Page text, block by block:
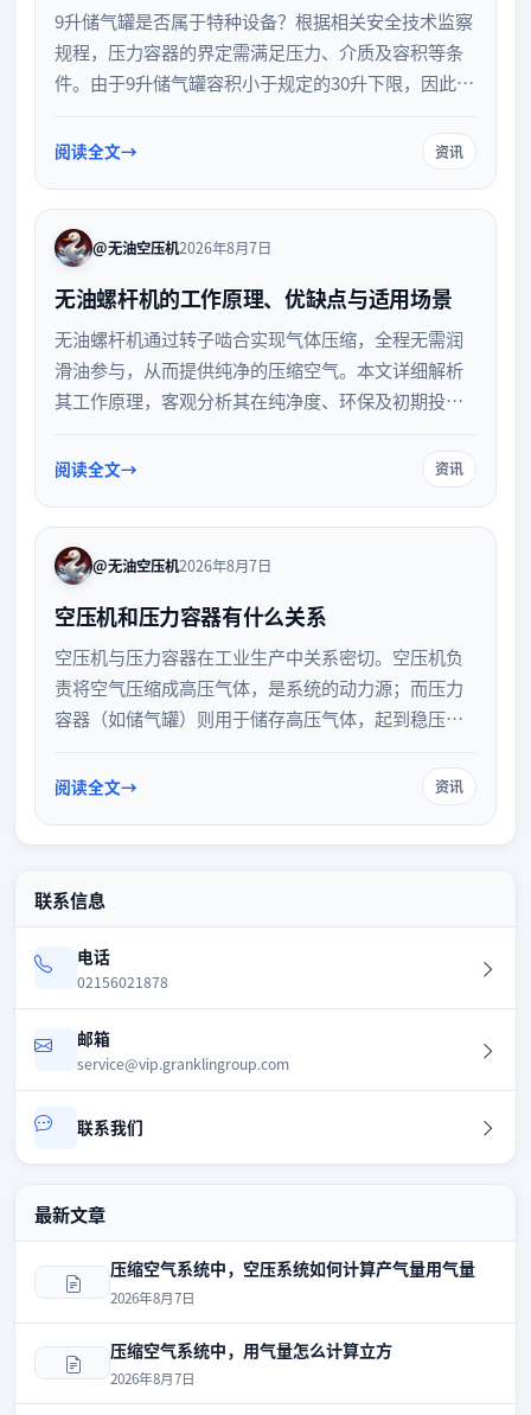
9升储气罐是否属于特种设备？根据相关安全技术监察
规程，压力容器的界定需满足压力、介质及容积等条
件。由于9升储气罐容积小于规定的30升下限，因此不
视安全，日常仍需定期排污并检查安全附件。
阅读全文 资讯
@无油空压机2026年8月7日
无油螺杆机的工作原理、优缺点与适用场景
无油螺杆机通过转子啮合实现气体压缩，全程无需润
滑油参与，从而提供纯净的压缩空气。本文详细解析
其工作原理，客观分析其在纯净度、环保及初期投资
气源要求严苛行业的典型应用场景，为设备选型提供
阅读全文 资讯
@无油空压机2026年8月7日
空压机和压力容器有什么关系
空压机与压力容器在工业生产中关系密切。空压机负
责将空气压缩成高压气体，是系统的动力源；而压力
容器（如储气罐）则用于储存高压气体，起到稳压、
保气动系统的安全与稳定运行。
阅读全文 资讯
联系信息
电话
02156021878
邮箱
service@vip.granklingroup.com
联系我们
最新文章
压缩空气系统中，空压系统如何计算产气量用气量
2026年8月7日
压缩空气系统中，用气量怎么计算立方
2026年8月7日